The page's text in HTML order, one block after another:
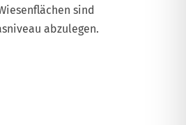
sind
abzulegen.